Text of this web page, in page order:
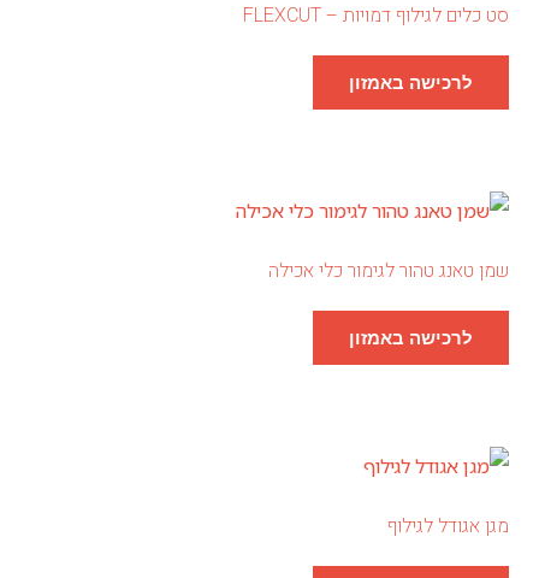
סט כלים לגילוף דמויות – FLEXCUT
לרכישה באמזון
שמן טאנג טהור לגימור כלי אכילה
לרכישה באמזון
מגן אגודל לגילוף